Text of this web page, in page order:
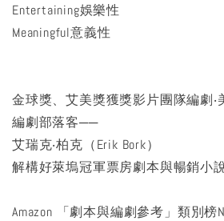
Entertaining娛樂性
Meaningful意義性
金球獎、艾美獎獲獎影片團隊編劇‧
編劇部落客──
艾瑞克‧柏克（Erik Bork）
解構好萊塢冠軍票房劇本與暢銷小
Amazon 「劇本與編劇參考」類別榜